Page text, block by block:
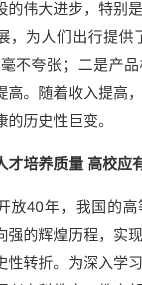
的伟大进步，特别
，为人们出行提供
毫不夸张；二是产
高。随着收入提高
的历史性巨变。
才培养质量 高校应
40年，我国的高
强的辉煌历程，实
性转折。为深入学